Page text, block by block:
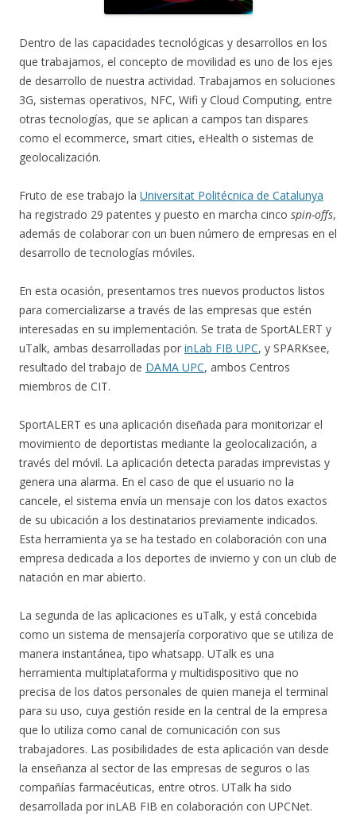
Dentro de las capacidades tecnológicas y desarrollos en los
que trabajamos, el concepto de movilidad es uno de los ejes
de desarrollo de nuestra actividad. Trabajamos en soluciones
3G, sistemas operativos, NFC, Wifi y Cloud Computing, entre
otras tecnologías, que se aplican a campos tan dispares
como el ecommerce, smart cities, eHealth o sistemas de
geolocalización.
Fruto de ese trabajo la Universitat Politécnica de Catalunya
ha registrado 29 patentes y puesto en marcha cinco spin-offs,
además de colaborar con un buen número de empresas en el
desarrollo de tecnologías móviles.
En esta ocasión, presentamos tres nuevos productos listos
para comercializarse a través de las empresas que estén
interesadas en su implementación. Se trata de SportALERT y
uTalk, ambas desarrolladas por inLab FIB UPC, y SPARKsee,
resultado del trabajo de DAMA UPC, ambos Centros
miembros de CIT.
SportALERT es una aplicación diseñada para monitorizar el
movimiento de deportistas mediante la geolocalización, a
través del móvil. La aplicación detecta paradas imprevistas y
genera una alarma. En el caso de que el usuario no la
cancele, el sistema envía un mensaje con los datos exactos
de su ubicación a los destinatarios previamente indicados.
Esta herramienta ya se ha testado en colaboración con una
empresa dedicada a los deportes de invierno y con un club de
natación en mar abierto.
La segunda de las aplicaciones es uTalk, y está concebida
como un sistema de mensajería corporativo que se utiliza de
manera instantánea, tipo whatsapp. UTalk es una
herramienta multiplataforma y multidispositivo que no
precisa de los datos personales de quien maneja el terminal
para su uso, cuya gestión reside en la central de la empresa
que lo utiliza como canal de comunicación con sus
trabajadores. Las posibilidades de esta aplicación van desde
la enseñanza al sector de las empresas de seguros o las
compañías farmacéuticas, entre otros. UTalk ha sido
desarrollada por inLAB FIB en colaboración con UPCNet.